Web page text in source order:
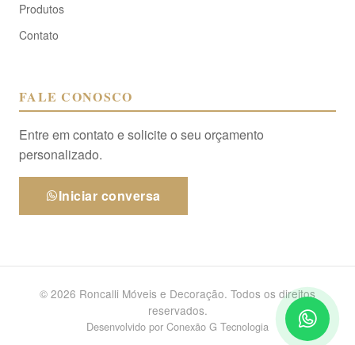
Produtos
Contato
FALE CONOSCO
Entre em contato e solicite o seu orçamento
personalizado.
Iniciar conversa
© 2026 Roncalli Móveis e Decoração. Todos os direitos
reservados.
Desenvolvido por Conexão G Tecnologia